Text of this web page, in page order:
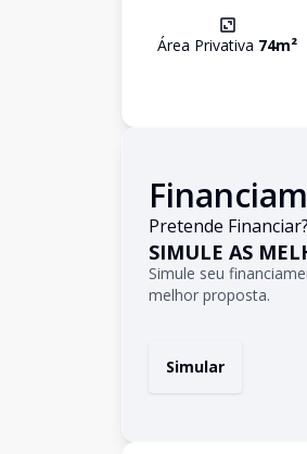
Área Privativa 74m²
Pretende Financiar?
SIMULE AS
Simule seu
melhor proposta.
Simular